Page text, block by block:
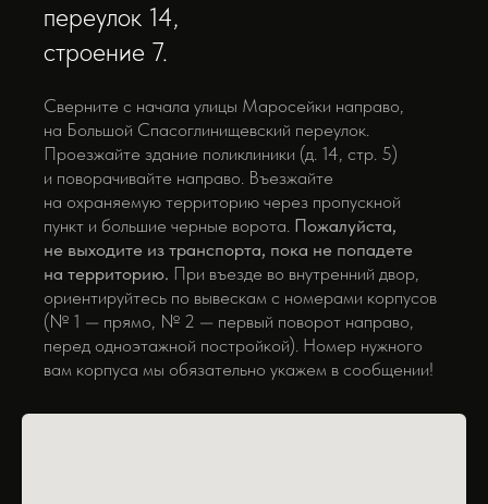
переулок 14,
строение 7.
Сверните с начала улицы Маросейки направо,
на Большой Спасоглинищевский переулок.
Проезжайте здание поликлиники (д. 14, стр. 5)
и поворачивайте направо. Въезжайте
на охраняемую территорию через пропускной
пункт и большие черные ворота. Пожалуйста,
не выходите из транспорта, пока не попадете
на территорию. При въезде во внутренний двор,
ориентируйтесь по вывескам с номерами корпусов
(№ 1 — прямо, № 2 — первый поворот направо,
перед одноэтажной постройкой). Номер нужного
вам корпуса мы обязательно укажем в сообщении!